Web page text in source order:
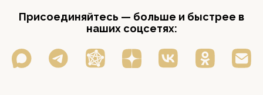
Присоединяйтесь — больше и быстрее в
наших соцсетях: